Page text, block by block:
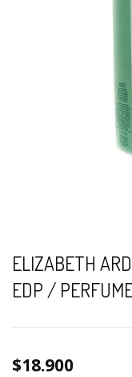
ELIZABETH
EDP /
$18.900